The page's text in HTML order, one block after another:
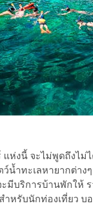
ห่งนี้ จะไม่พูดถึงไม่
น้ำทะเลหายากต่า
มีบริการบ้านพักให้
ำหรับนักท่องเที่ยว